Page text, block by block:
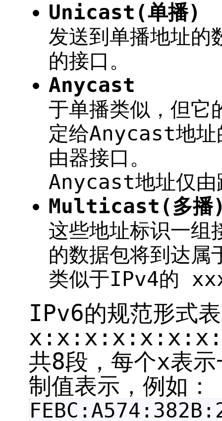
Unicast(单播)
发送到单播地址的
的接口。
Anycast
于单播类似，但它
定给Anycast地址
由器接口。
Anycast地址仅由
Multicast(多播
这些地址标识一组
的数据包将到达属
类似于IPv4的
IPv6的规范形式
共8段，每个x表
制值表示，例如：